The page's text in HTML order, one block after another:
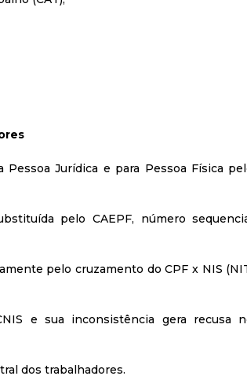
Jurídica e para Pessoa Física
pelo CAEPF, número
pelo cruzamento do CPF x NIS
e sua inconsistência gera recusa
dos trabalhadores.